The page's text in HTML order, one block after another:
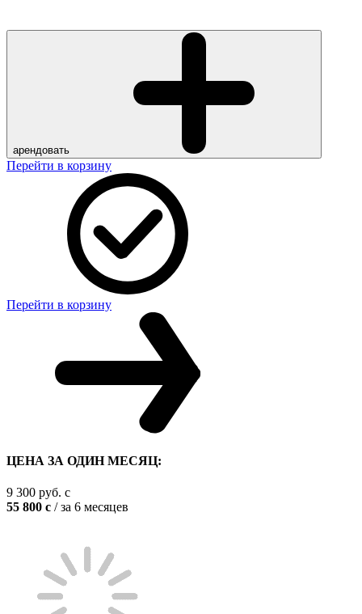
арендовать
Перейти в корзину
Перейти в корзину
ЦЕНА ЗА ОДИН МЕСЯЦ:
9 300 руб. c
55 800 c / за 6 месяцев